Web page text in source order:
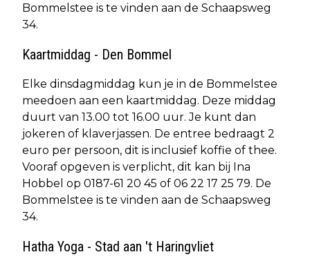
Bommelstee is te vinden aan de Schaapsweg
34.
Kaartmiddag - Den Bommel
Elke dinsdagmiddag kun je in de Bommelstee
meedoen aan een kaartmiddag. Deze middag
duurt van 13.00 tot 16.00 uur. Je kunt dan
jokeren of klaverjassen. De entree bedraagt 2
euro per persoon, dit is inclusief koffie of thee.
Vooraf opgeven is verplicht, dit kan bij Ina
Hobbel op 0187-61 20 45 of 06 22 17 25 79. De
Bommelstee is te vinden aan de Schaapsweg
34.
Hatha Yoga - Stad aan 't Haringvliet